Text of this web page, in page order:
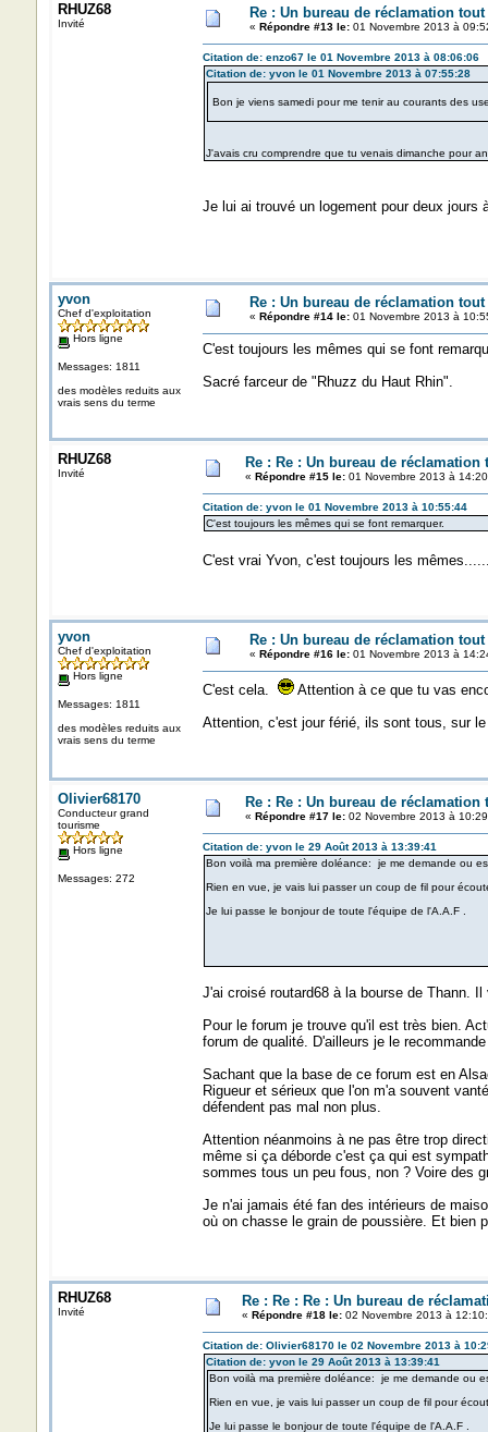
RHUZ68
Invité
Re : Un bureau de réclamation
« Répondre #13 le:01 Novembre 2013 à
Citation de: enzo67 le 01 Novembre 2013 à 08:06:06
Citation de: yvon le 01 Novembre 2013 à 07:55:28
Bon je viens samedi pour me tenir au courants des
J'avais cru comprendre que tu venais dimanche pour
Je lui ai trouvé un logement pour deux
yvon
Chef d'exploitation
Hors ligne
Messages: 1811
des modèles reduits aux
vrais sens du terme
Re : Un bureau de réclamation
« Répondre #14 le:01 Novembre 2013 à
C'est toujours les mêmes qui se font
Sacré farceur de "Rhuzz du Haut Rhin".
RHUZ68
Invité
Re : Re : Un bureau de réclamation
« Répondre #15 le:01 Novembre 2013 à
Citation de: yvon le 01 Novembre 2013 à 10:55:44
C'est toujours les mêmes qui se font remarquer.
C'est vrai Yvon, c'est toujours les
yvon
Chef d'exploitation
Hors ligne
Messages: 1811
des modèles reduits aux
vrais sens du terme
Re : Un bureau de réclamation
« Répondre #16 le:01 Novembre 2013 à
C'est cela.
Attention à ce que tu vas
Attention, c'est jour férié, ils sont tous, sur
Olivier68170
Conducteur grand
tourisme
Hors ligne
Messages: 272
Re : Re : Un bureau de réclamation
« Répondre #17 le:02 Novembre 2013 à
Citation de: yvon le 29 Août 2013 à 13:39:41
Bon voilà ma première doléance: je me demande ou
Rien en vue, je vais lui passer un coup de fil pour
Je lui passe le bonjour de toute l'équipe de l'A.A.F .
J'ai croisé routard68 à la bourse de Thann.
Pour le forum je trouve qu'il est très bien.
forum de qualité. D'ailleurs je le
Sachant que la base de ce forum est en
Rigueur et sérieux que l'on m'a souvent
défendent pas mal non plus.
Attention néanmoins à ne pas être trop
même si ça déborde c'est ça qui est
sommes tous un peu fous, non ? Voire des
Je n'ai jamais été fan des intérieurs de
où on chasse le grain de poussière. Et bien
RHUZ68
Invité
Re : Re : Re : Un bureau de
« Répondre #18 le:02 Novembre 2013 à
Citation de: Olivier68170 le 02 Novembre 2013 à
Citation de: yvon le 29 Août 2013 à 13:39:41
Bon voilà ma première doléance: je me demande ou
Rien en vue, je vais lui passer un coup de fil pour
Je lui passe le bonjour de toute l'équipe de l'A.A.F .